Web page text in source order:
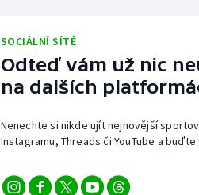
SOCIÁLNÍ SÍTĚ
Odteď vám už nic
na dalších
Nenechte si nikde ujít nejnovější
Instagramu, Threads či YouTube a